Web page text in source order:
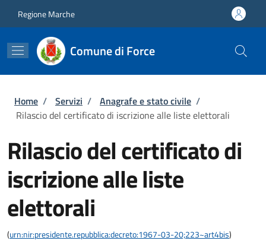
Regione Marche
Comune di Force
Briciole di pane
Home / Servizi / Anagrafe e stato civile /
Rilascio del certificato di iscrizione alle liste elettorali
Rilascio del certificato di
iscrizione alle liste
elettorali
(urn:nir:presidente.repubblica:decreto:1967-03-20;223~art4bis)